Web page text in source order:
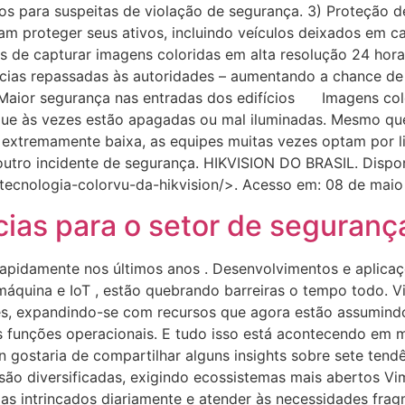
para suspeitas de violação de segurança. 3)
proteger seus ativos, incluindo veículos deixados em
de capturar imagens coloridas em alta resolução 24
repassadas às autoridades – aumentando a chance
segurança nas entradas dos edifícios Imagens
às vezes estão apagadas ou mal iluminadas. Mesmo
baixa, as equipes muitas vezes optam por
incidente de segurança. HIKVISION DO BRASIL.
colorvu-da-hikvision/>. Acesso em: 08 de
para o setor de
nos últimos anos . Desenvolvimentos e
e IoT , estão quebrando barreiras o tempo todo.
expandindo-se com recursos que agora estão
operacionais. E tudo isso está acontecendo em
de compartilhar alguns insights sobre sete
diversificadas, exigindo ecossistemas mais abertos
intrincados diariamente e atender às necessidades